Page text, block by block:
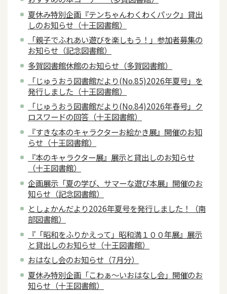
夏休み特別企画『テンちゃんわくわくパック』貸出
しのお知らせ（十王図書館）
「親子でふれあい遊びを楽しもう！」参加者募集の
お知らせ（記念図書館）
多賀図書館休館のお知らせ（多賀図書館）
「じゅうおう図書館だより(No.85)2026年夏号」を
発行しました（十王図書館）
「じゅうおう図書館だより(No.84)2026年春号」ク
ロスワードの回答（十王図書館）
『すきな本のキャラクターお絵かき展』開催のお知
らせ（十王図書館）
『本のキャラクター展』展示と貸出しのお知らせ
（十王図書館）
企画展示「夏の学び、サマーな遊び本展」開催のお
知らせ（記念図書館）
としょかんだより2026年夏号を発行しました！（南
部図書館）
『「昭和をふりかえって」昭和満１００年展』展示
と貸出しのお知らせ（十王図書館）
おはなし会のお知らせ（7月分）
夏休み特別企画「こわぁ～いおはなし会」開催のお
知らせ（十王図書館）